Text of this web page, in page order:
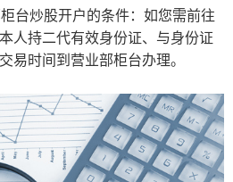
台炒股开户的条件：如您需前往
人持二代有效身份证、与身份证
易时间到营业部柜台办理。